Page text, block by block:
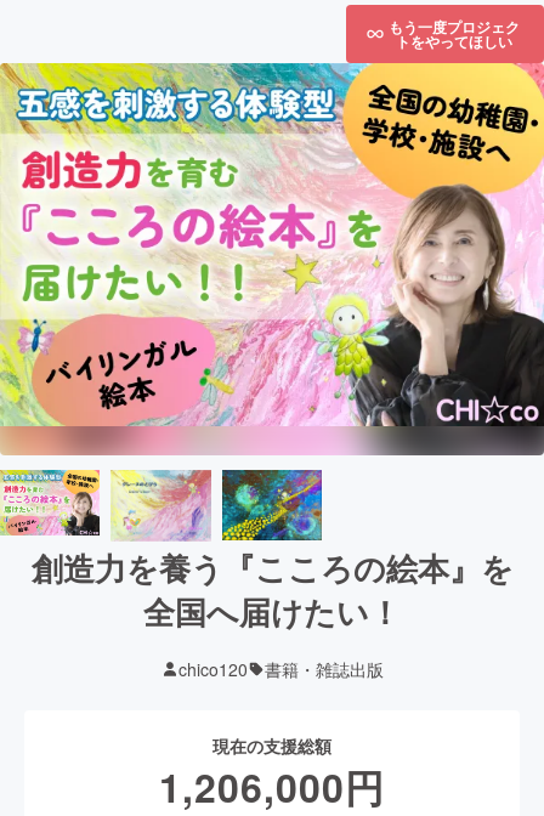
もう一度プロジェク
トをやってほしい
創造力を養う『こころの絵本』を
全国へ届けたい！
chico120 書籍・雑誌出版
現在の支援総額
1,206,000円